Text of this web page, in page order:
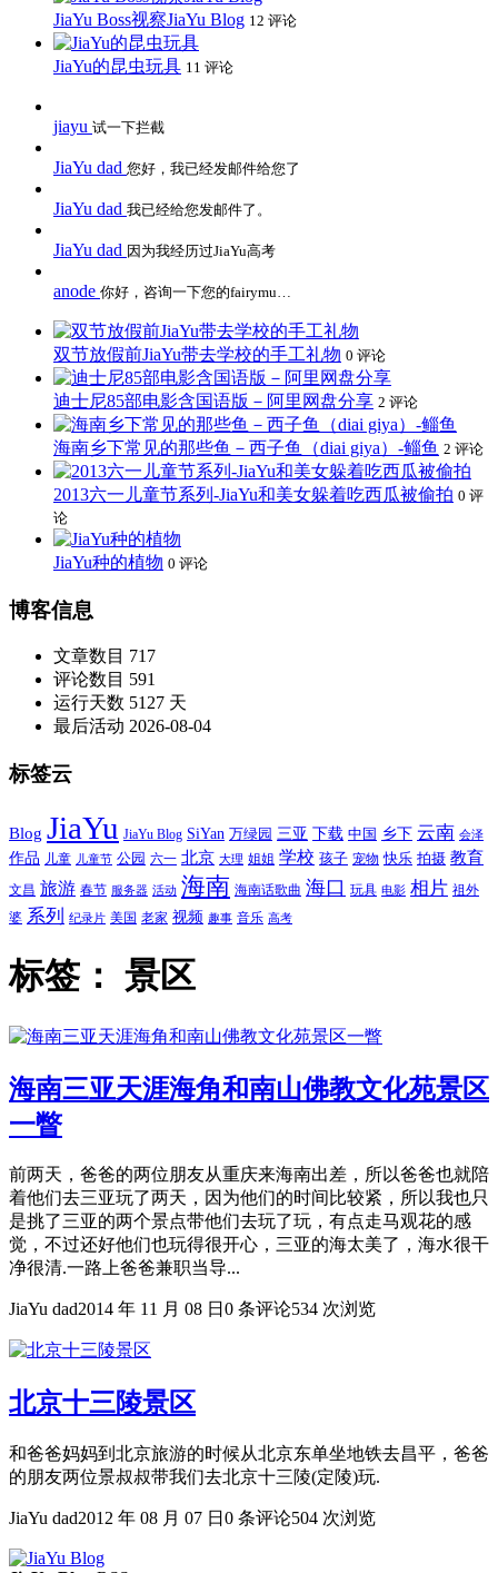
JiaYu Boss视察JiaYu Blog 12 评论
JiaYu的昆虫玩具 11 评论
jiayu 试一下拦截
JiaYu dad 您好，我已经发邮件给您了
JiaYu dad 我已经给您发邮件了。
JiaYu dad 因为我经历过JiaYu高考
anode 你好，咨询一下您的fairymu…
双节放假前JiaYu带去学校的手工礼物 0 评论
迪士尼85部电影含国语版－阿里网盘分享 2 评论
海南乡下常见的那些鱼－西子鱼（diai giya）-鲻鱼 2 评论
2013六一儿童节系列-JiaYu和美女躲着吃西瓜被偷拍 0 评
论
JiaYu种的植物 0 评论
博客信息
文章数目 717
评论数目 591
运行天数 5127 天
最后活动 2026-08-04
标签云
Blog JiaYu JiaYu Blog SiYan 万绿园 三亚 下载 中国 乡下 云南 会泽
作品 儿童 儿童节 公园 六一 北京 大理 姐姐 学校 孩子 宠物 快乐 拍摄 教育
文昌 旅游 春节 服务器 活动 海南 海南话歌曲 海口 玩具 电影 相片 祖外
婆 系列 纪录片 美国 老家 视频 趣事 音乐 高考
标签： 景区
海南三亚天涯海角和南山佛教文化苑景区
一瞥
前两天，爸爸的两位朋友从重庆来海南出差，所以爸爸也就陪
着他们去三亚玩了两天，因为他们的时间比较紧，所以我也只
是挑了三亚的两个景点带他们去玩了玩，有点走马观花的感
觉，不过还好他们也玩得很开心，三亚的海太美了，海水很干
净很清.一路上爸爸兼职当导...
JiaYu dad2014 年 11 月 08 日 0 条评论534 次浏览
北京十三陵景区
和爸爸妈妈到北京旅游的时候从北京东单坐地铁去昌平，爸爸
的朋友两位景叔叔带我们去北京十三陵(定陵)玩.
JiaYu dad2012 年 08 月 07 日 0 条评论504 次浏览